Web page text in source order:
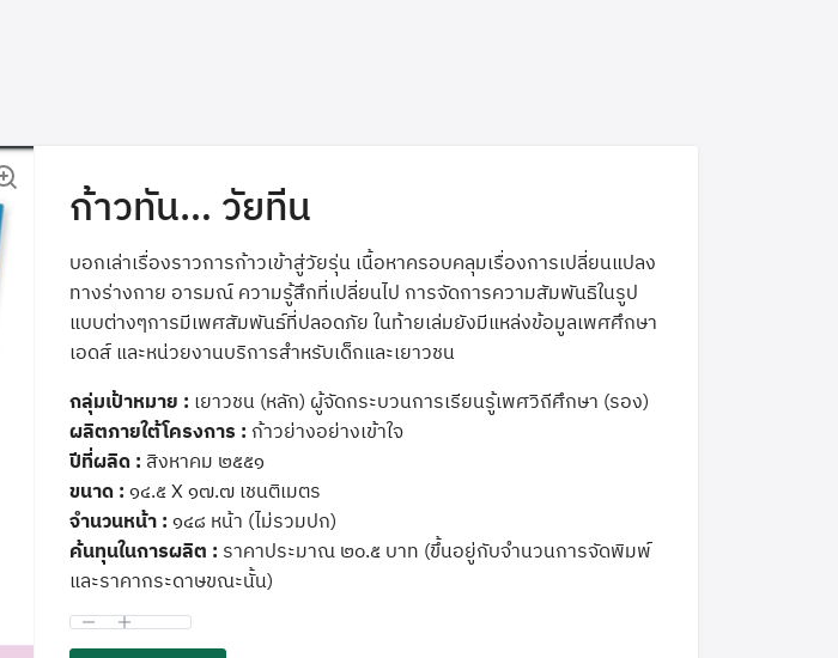
ก้าวทัน… วัยทีน
บอกเล่าเรื่องราวการก้าวเข้าสู่วัยรุ่น เนื้อหาครอบคลุมเรื่องการเปลี่ยนแปลง
ทางร่างกาย อารมณ์ ความรู้สึกที่เปลี่ยนไป การจัดการความสัมพันธิในรูป
แบบต่างๆการมีเพศสัมพันธ์ที่ปลอดภัย ในท้ายเล่มยังมีแหล่งข้อมูลเพศศึกษา
เอดส์ และหน่วยงานบริการสำหรับเด็กและเยาวชน
กลุ่มเป้าหมาย : เยาวชน (หลัก) ผู้จัดกระบวนการเรียนรู้เพศวิถีศึกษา (รอง)
ผลิตภายใต้โครงการ : ก้าวย่างอย่างเข้าใจ
ปีที่ผลิด : สิงหาคม ๒๕๕๑
ขนาด : ๑๔.๕ X ๑๗.๗ เชนติเมตร
จำนวนหน้า : ๑๔๘ หน้า (ไม่รวมปก)
ค้นทุนในการผลิต : ราคาประมาณ ๒๐.๕ บาท (ขึ้นอยู่กับจำนวนการจัดพิมพ์
และราคากระดาษขณะนั้น)